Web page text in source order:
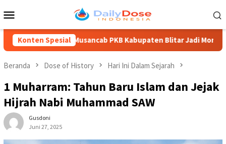
ke
Mobile
Konten Spesial
Musancab PKB Kabupaten Blitar Jadi Momentum
Beranda Dose of History Hari Ini Dalam Sejarah
1 Muharram: Tahun Baru Islam dan Jejak
Hijrah Nabi Muhammad SAW
Gusdoni
Juni 27, 2025